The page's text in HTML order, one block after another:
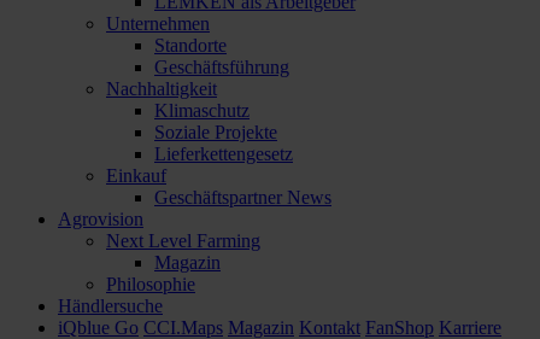
Unternehmen
Standorte
Geschäftsführung
Nachhaltigkeit
Klimaschutz
Soziale Projekte
Lieferkettengesetz
Einkauf
Geschäftspartner News
Agrovision
Next Level Farming
Magazin
Philosophie
Händlersuche
iQblue Go CCI.Maps Magazin Kontakt FanShop Karriere